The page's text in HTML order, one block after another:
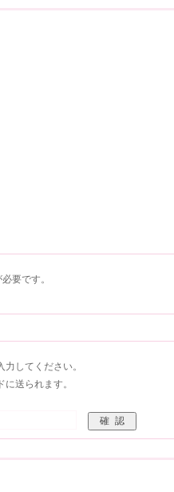
要です。
してください。
送られます。